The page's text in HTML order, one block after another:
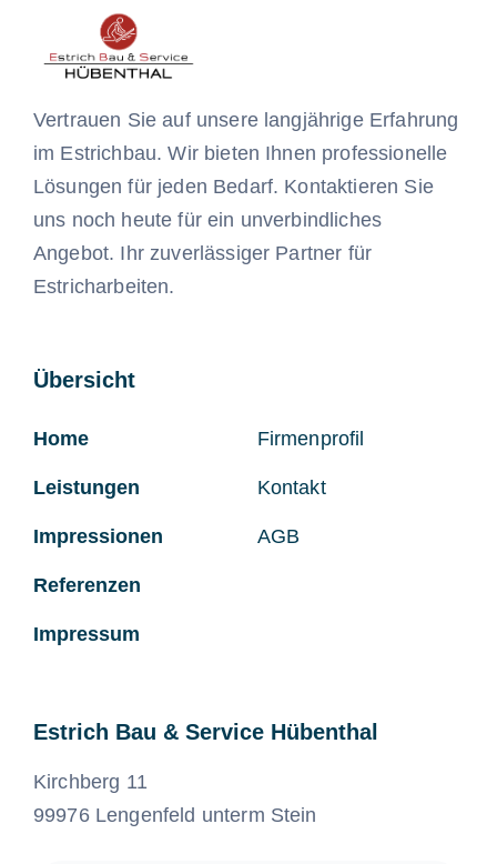
Vertrauen Sie auf unsere langjährige Erfahrung
im Estrichbau. Wir bieten Ihnen professionelle
Lösungen für jeden Bedarf. Kontaktieren Sie
uns noch heute für ein unverbindliches
Angebot. Ihr zuverlässiger Partner für
Estricharbeiten.
Übersicht
Home
Leistungen
Impressionen
Referenzen
Impressum
Firmenprofil
Kontakt
AGB
Estrich Bau & Service Hübenthal
Kirchberg 11
99976 Lengenfeld unterm Stein